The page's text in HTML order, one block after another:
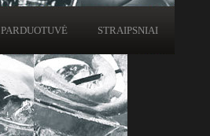
PARDUOTUVĖ STRAIPSNIAI